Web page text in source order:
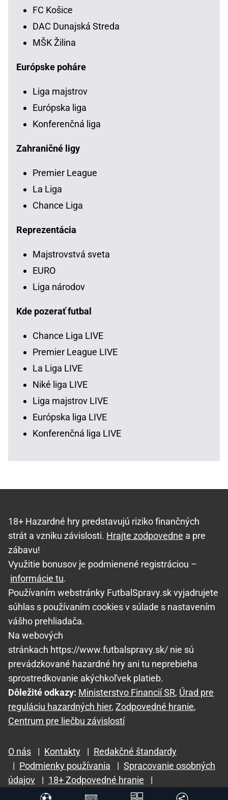
FC Košice
DAC Dunajská Streda
MŠK Žilina
Európske poháre
Liga majstrov
Európska liga
Konferenčná liga
Zahraničné ligy
Premier League
La Liga
Chance Liga
Reprezentácia
Majstrovstvá sveta
EURO
Liga národov
Kde pozerať futbal
Chance Liga LIVE
Premier League LIVE
La Liga LIVE
Niké liga LIVE
Liga majstrov LIVE
Európska liga LIVE
Konferenčná liga LIVE
18+ Hazardné hry predstavujú riziko finančných
strát a vzniku závislosti. Hrajte zodpovedne a pre
zábavu!
Využitie bonusov je podmienené registráciou –
informácie tu.
Používaním webstránky FutbalSpravy.sk vyjadrujete
súhlas s používaním cookies v súlade s nastavením
vášho prehliadača.
Na webových
stránkach https://www.futbalspravy.sk/ nie sú
prevádzkované hazardné hry ani tu neprebieha
sprostredkovanie akýchkoľvek platieb.
Dôležité odkazy: Ministerstvo Financií SR, Úrad pre
reguláciu hazardných hier, Zodpovedné hranie,
Centrum pre liečbu závislostí
O nás | Kontakty | Redakčné štandardy
| Podmienky používania | Spracovanie osobných
údajov
| 18+ Zodpovedné hranie
|
GTO Solutions, s.r.o.